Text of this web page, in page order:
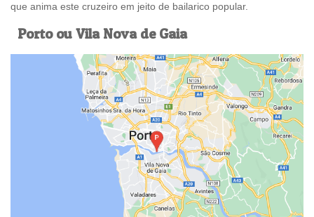
que anima este cruzeiro em jeito de bailarico popular.
Porto ou Vila Nova de Gaia